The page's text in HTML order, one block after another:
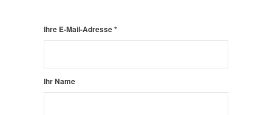
Ihre E-Mail-Adresse*
Ihr Name